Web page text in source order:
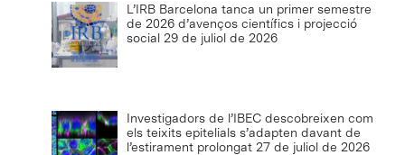
L’IRB Barcelona tanca un primer semestre
de 2026 d’avenços científics i projecció
social 29 de juliol de 2026
Investigadors de l’IBEC descobreixen com
els teixits epitelials s’adapten davant de
l’estirament prolongat 27 de juliol de 2026